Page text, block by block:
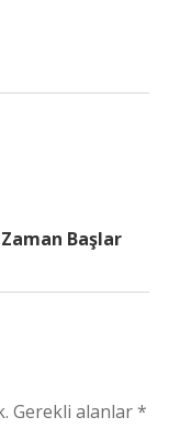
Başlar
Gerekli alanlar*